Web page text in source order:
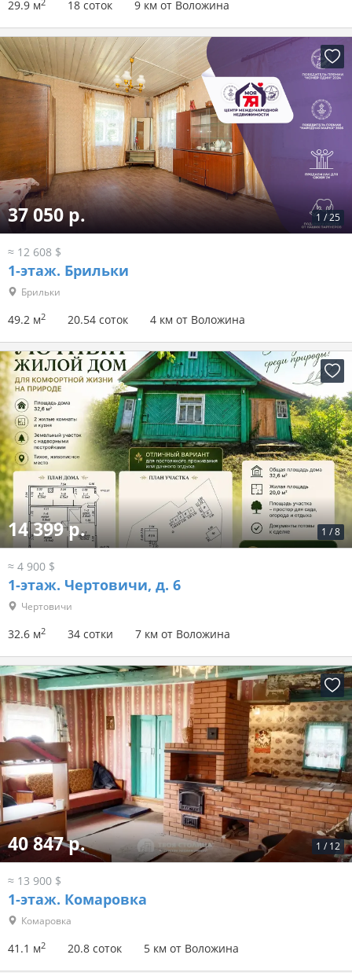
29.9 м2 18 соток 9 км от Воложина
1 /25
37 050 р.
≈ 12 608 $
1-этаж. Брильки
Брильки
49.2 м2 20.54 соток 4 км от Воложина
1 /8
14 399 р.
≈ 4 900 $
1-этаж. Чертовичи, д. 6
Чертовичи
32.6 м2 34 сотки 7 км от Воложина
1 / 12
40 847 р.
≈ 13 900 $
1-этаж. Комаровка
Комаровка
41.1 м2 20.8 соток 5 км от Воложина